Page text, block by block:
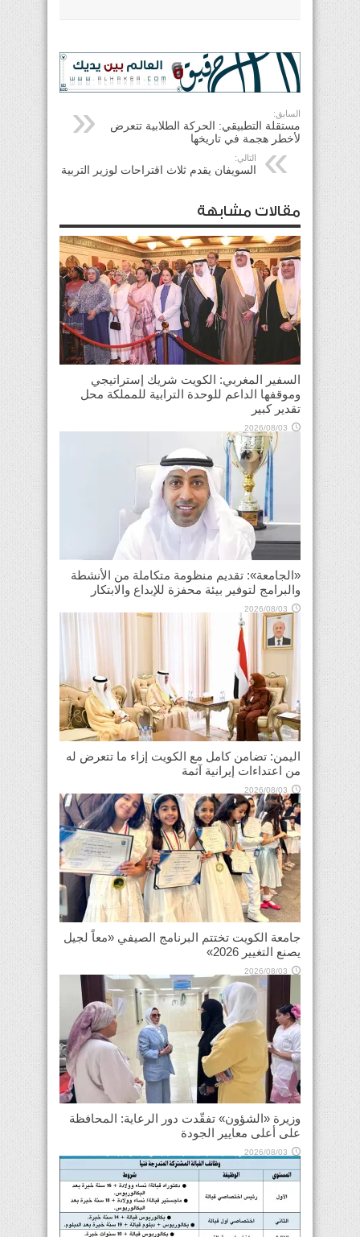
السابق:
مستقلة التطبيقي: الحركة الطلابية تتعرض
لأخطر هجمة في تاريخها
التالي:
السويفان يقدم ثلاث اقتراحات لوزير التربية
مقالات مشابهة
السفير المغربي: الكويت شريك إستراتيجي
وموقفها الداعم للوحدة الترابية للمملكة محل
تقدير كبير
2026/08/03
«الجامعة»: تقديم منظومة متكاملة من الأنشطة
والبرامج لتوفير بيئة محفزة للإبداع والابتكار
2026/08/03
اليمن: تضامن كامل مع الكويت إزاء ما تتعرض له
من اعتداءات إيرانية آثمة
2026/08/03
جامعة الكويت تختتم البرنامج الصيفي «معاً لجيل
يصنع التغيير 2026»
2026/08/03
وزيرة «الشؤون» تفقّدت دور الرعاية: المحافظة
على أعلى معايير الجودة
2026/08/03